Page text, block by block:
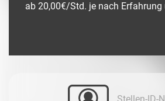
ab 20,00€/Std. je nach